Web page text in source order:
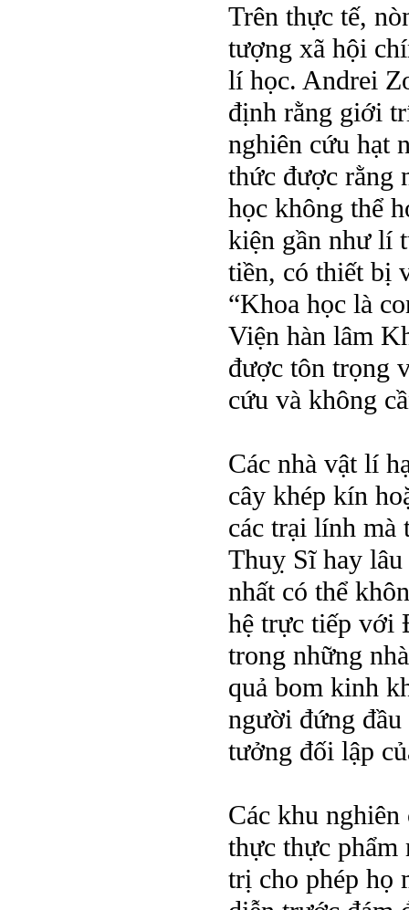
Trên thực tế,
tượng xã hội
lí học. Andrei
định rằng giới
nghiên cứu hạt
thức được rằng
học không thể
kiện gần như lí
tiền, có thiết bị
“Khoa học là
Viện hàn lâm
được tôn trọng
cứu và không
Các nhà vật lí
cây khép kín
các trại lính mà
Thuỵ Sĩ hay
nhất có thể
hệ trực tiếp với
trong những
quả bom kinh
người đứng
tưởng đối lập
Các khu
thực thực phẩm
trị cho phép họ